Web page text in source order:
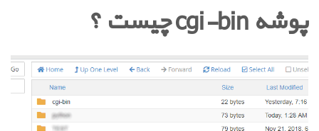
پوشه cgi-bin چیست ؟